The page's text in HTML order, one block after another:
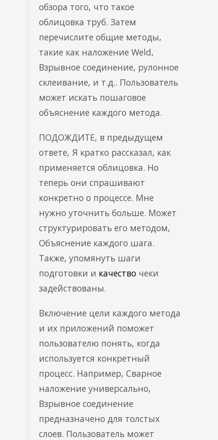
обзора того, что такое
облицовка труб. Затем
перечислите общие методы,
такие как наложение Weld,
Взрывное соединение, рулонное
склеивание, и т.д.. Пользователь
может искать пошаговое
объяснение каждого метода.
ПОДОЖДИТЕ, в предыдущем
ответе, Я кратко рассказал, как
применяется облицовка. Но
теперь они спрашивают
конкретно о процессе. Мне
нужно уточнить больше. Может
структурировать его методом,
Объяснение каждого шага.
Также, упомянуть шаги
подготовки и качество чеки
задействованы.
Включение цели каждого метода
и их приложений поможет
пользователю понять, когда
используется конкретный
процесс. Например, Сварное
наложение универсально,
Взрывное соединение
предназначено для толстых
слоев. Пользователь может